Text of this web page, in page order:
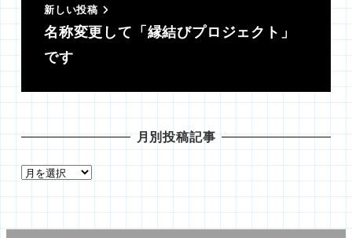
新しい投稿
名称変更して「縁結びプロジェクト」
です
月別投稿記事
月
投
稿